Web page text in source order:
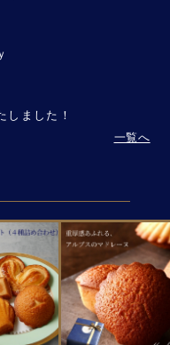
しました！
一覧へ